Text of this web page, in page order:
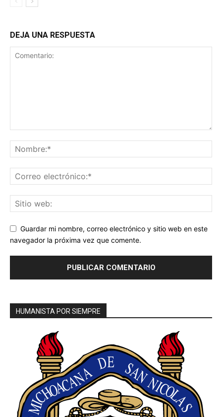
DEJA UNA RESPUESTA
Guardar mi nombre, correo electrónico y sitio web en este
navegador la próxima vez que comente.
HUMANISTA POR SIEMPRE